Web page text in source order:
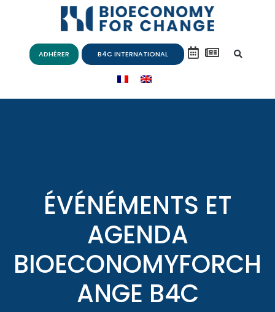
ADHÉRER B4C INTERNATIONAL
ÉVÉNÉMENTS ET
AGENDA
BIOECONOMYFORCH
ANGE B4C